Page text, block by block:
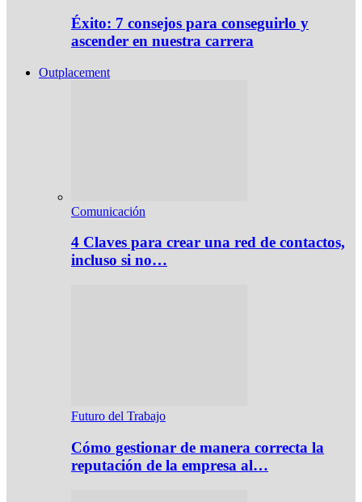
Éxito: 7 consejos para conseguirlo y
ascender en nuestra carrera
Outplacement
Comunicación
4 Claves para crear una red de contactos,
incluso si no…
Futuro del Trabajo
Cómo gestionar de manera correcta la
reputación de la empresa al…